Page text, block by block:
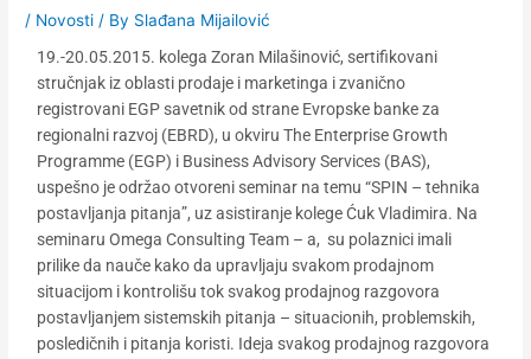
/ Novosti / By Slađana Mijailović
19.-20.05.2015. kolega Zoran Milašinović, sertifikovani
stručnjak iz oblasti prodaje i marketinga i zvanično
registrovani EGP savetnik od strane Evropske banke za
regionalni razvoj (EBRD), u okviru The Enterprise Growth
Programme (EGP) i Business Advisory Services (BAS),
uspešno je održao otvoreni seminar na temu “SPIN – tehnika
postavljanja pitanja”, uz asistiranje kolege Ćuk Vladimira. Na
seminaru Omega Consulting Team – a, su polaznici imali
prilike da nauče kako da upravljaju svakom prodajnom
situacijom i kontrolišu tok svakog prodajnog razgovora
postavljanjem sistemskih pitanja – situacionih, problemskih,
posledičnih i pitanja koristi. Ideja svakog prodajnog razgovora